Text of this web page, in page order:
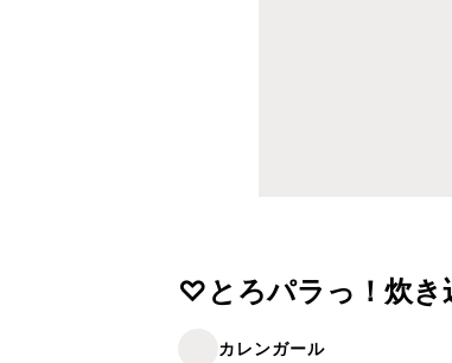
♡とろパラっ！炊
カレンガール